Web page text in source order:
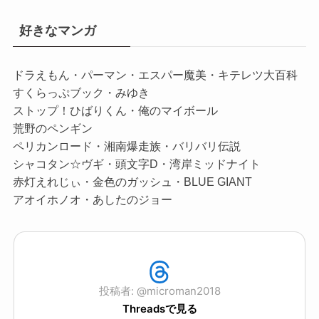
好きなマンガ
ドラえもん・パーマン・エスパー魔美・キテレツ大百科
すくらっぷブック・みゆき
ストップ！ひばりくん・俺のマイボール
荒野のペンギン
ペリカンロード・湘南爆走族・バリバリ伝説
シャコタン☆ヴギ・頭文字D・湾岸ミッドナイト
赤灯えれじぃ・金色のガッシュ・BLUE GIANT
アオイホノオ・あしたのジョー
投稿者: @microman2018
Threadsで見る